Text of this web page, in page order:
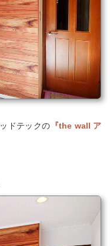
ドテックの 『the wall ア